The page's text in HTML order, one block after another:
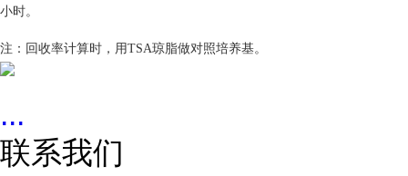
小时。
注：回收率计算时，用TSA琼脂做对照培养基。
...
联系我们